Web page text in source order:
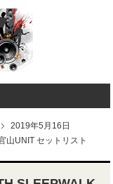
2019年5月16日
山UNIT セットリスト